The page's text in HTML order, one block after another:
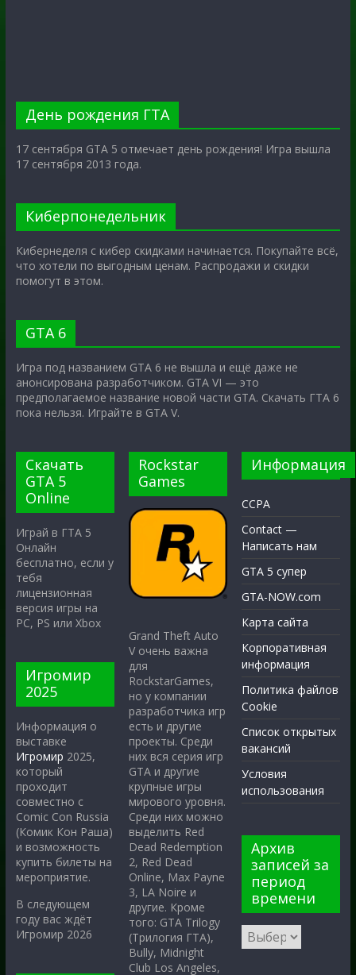
День рождения ГТА
17 сентября GTA 5 отмечает день рождения! Игра вышла
17 сентября 2013 года.
Киберпонедельник
Кибернеделя с кибер скидками начинается. Покупайте всё,
что хотели по выгодным ценам. Распродажи и скидки
помогут в этом.
GTA 6
Игра под названием GTA 6 не вышла и ещё даже не
анонсирована разработчиком. GTA VI — это
предполагаемое название новой части GTA. Скачать ГТА 6
пока нельзя. Играйте в GTA V.
Скачать
GTA 5
Online
Играй в ГТА 5
Онлайн
бесплатно, если у
тебя
лицензионная
версия игры на
PC, PS или Xbox
Игромир
2025
Информация о
выставке
Игромир 2025,
который
проходит
совместно с
Comic Con Russia
(Комик Кон Раша)
и возможность
купить билеты на
мероприятие.
В следующем
году вас ждёт
Игромир 2026
Rockstar
Games
Grand Theft Auto
V очень важна
для
RockstarGames,
но у компании
разработчика игр
есть и другие
проекты. Среди
них вся серия игр
GTA и другие
крупные игры
мирового уровня.
Среди них можно
выделить Red
Dead Redemption
2, Red Dead
Online, Max Payne
3, LA Noire и
другие. Кроме
того: GTA Trilogy
(Трилогия ГТА),
Bully, Midnight
Club Los Angeles,
Информация
CCPA
Contact —
Написать нам
GTA 5 супер
GTA-NOW.com
Карта сайта
Корпоративная
информация
Политика файлов
Cookie
Список открытых
вакансий
Условия
использования
Архив
записей за
период
времени